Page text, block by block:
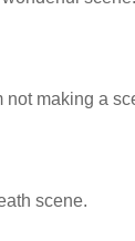
not making a
scene.